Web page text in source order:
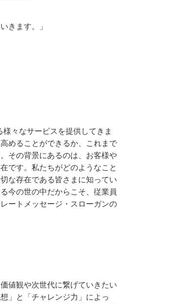
きます。」
々なサービスを提供してきま
めることができるか、これまで
その背景にあるのは、お客様や
です。私たちがどのようなこと
な存在である皆さまに知ってい
今の世の中だからこそ、従業員
ートメッセージ・スローガンの
値観や次世代に繋げていきたい
」と「チャレンジ力」によっ